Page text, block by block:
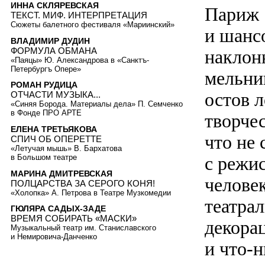
Париж
и
остов
что не
с
и что-
ИННА СКЛЯРЕВСКАЯ
ТЕКСТ. МИФ. ИНТЕРПРЕТАЦИЯ
Сюжеты балетного фестиваля «Мариинский»
ВЛАДИМИР ДУДИН
ФОРМУЛА ОБМАНА
«Паяцы» Ю. Александрова в «Санктъ-
Петербургъ Опере»
РОМАН РУДИЦА
ОТЧАСТИ МУЗЫКА...
«Синяя Борода. Материалы дела» П. Семченко
в Фонде ПРО АРТЕ
ЕЛЕНА ТРЕТЬЯКОВА
СПИЧ ОБ ОПЕРЕТТЕ
«Летучая мышь» В. Бархатова
в Большом театре
МАРИНА ДМИТРЕВСКАЯ
ПОЛЦАРСТВА ЗА СЕРОГО КОНЯ!
«Холопка» А. Петрова в Театре Музкомедии
ГЮЛЯРА САДЫХ-ЗАДЕ
ВРЕМЯ СОБИРАТЬ «МАСКИ»
Музыкальный театр им. Станиславского
и Немировича-Данченко